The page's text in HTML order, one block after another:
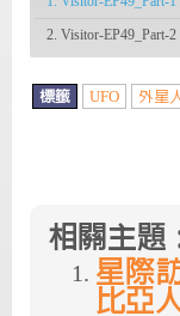
2. Visitor-EP49_Part-2
標籤 UFO 外星人
相關主題
星際
比亞